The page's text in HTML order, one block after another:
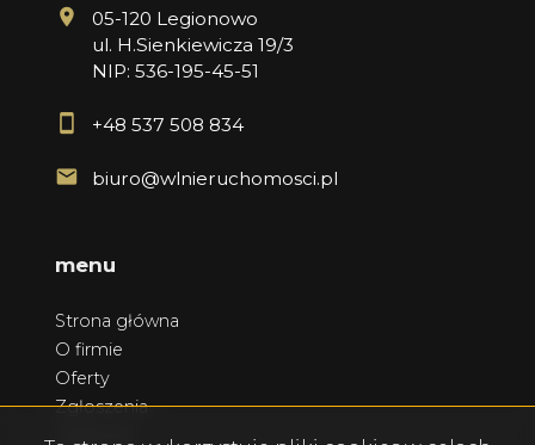
05-120 Legionowo
ul. H.Sienkiewicza 19/3
NIP: 536-195-45-51
+48 537 508 834
biuro@wlnieruchomosci.pl
menu
Strona główna
O firmie
Oferty
Zgłoszenia